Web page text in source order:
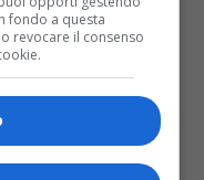
fondo a questa
revocare il consenso